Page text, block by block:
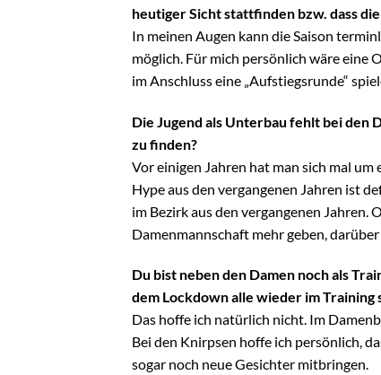
heutiger Sicht stattfinden bzw. dass
In meinen Augen kann die Saison
möglich. Für mich persönlich wäre eine
im Anschluss eine „Aufstiegsrunde“
Die Jugend als Unterbau fehlt bei den
zu finden?
Vor einigen Jahren hat man sich mal
Hype aus den vergangenen Jahren ist
im Bezirk aus den vergangenen Jahren.
Damenmannschaft mehr geben,
Du bist neben den Damen noch als
dem Lockdown alle wieder im
Das hoffe ich natürlich nicht. Im
Bei den Knirpsen hoffe ich persönlich,
sogar noch neue Gesichter mitbringen.